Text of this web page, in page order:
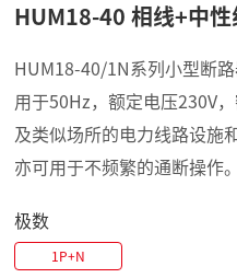
HUM18-40 相线+中性
HUM18-40/1N系列小型断
用于50Hz，额定电压230V
及类似场所的电力线路设施
亦可用于不频繁的通断操作。
极数
1P+N